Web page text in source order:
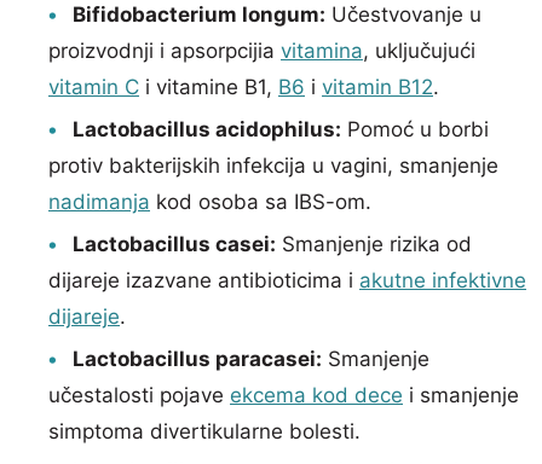
Bifidobacterium longum: Učestvovanje u
proizvodnji i apsorpcijia vitamina, uključujući
vitamin C i vitamine B1, B6 i vitamin B12.
Lactobacillus acidophilus: Pomoć u borbi
protiv bakterijskih infekcija u vagini, smanjenje
nadimanja kod osoba sa IBS-om.
Lactobacillus casei: Smanjenje rizika od
dijareje izazvane antibioticima i akutne infektivne
dijareje.
Lactobacillus paracasei: Smanjenje
učestalosti pojave ekcema kod dece i smanjenje
simptoma divertikularne bolesti.